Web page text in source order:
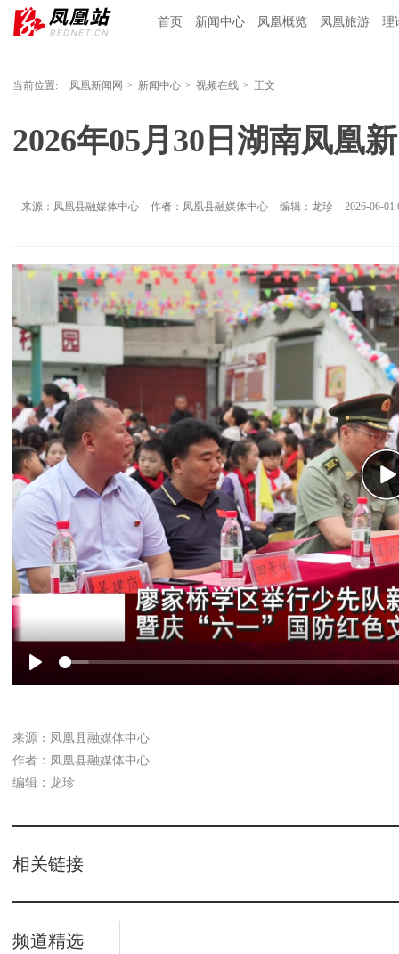
首页 新闻中心 凤凰概览 凤凰旅游 理
当前位置: 凤凰新闻网 > 新闻中心 > 视频在线 > 正文
2026年05月30日湖南凤凰
来源：凤凰县融媒体中心 作者：凤凰县融媒体中心 编辑：龙珍 2026-06-01
Play
来源：凤凰县融媒体中心
作者：凤凰县融媒体中心
编辑：龙珍
相关链接
频道精选